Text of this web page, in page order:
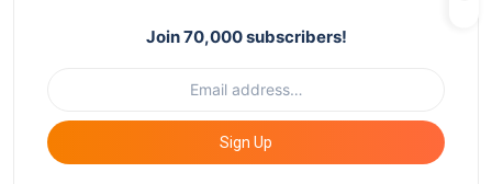
Join 70,000 subscribers!
Sign Up